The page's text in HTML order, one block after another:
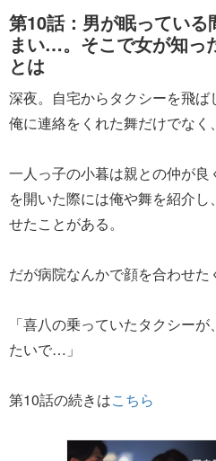
第10話：男が眠っている
まい…。そこで女が知っ
とは
深夜。自宅からタクシーを飛ば
俺に連絡をくれた舞だけでなく
一人っ子の小暮は親との仲が良
を開いた際には俺や舞を紹介
せたことがある。
だが病院なんかで顔を合わせた
「喜八の乗っていたタクシー
たいで…」
第10話の続きはこちら